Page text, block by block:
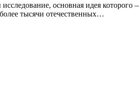
основная идея
тысячи отечественных…